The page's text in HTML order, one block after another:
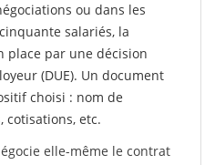
ou dans les
salariés, la
place par une décision
(DUE). Un document
choisi : nom de
cotisations, etc.
elle-même le contrat